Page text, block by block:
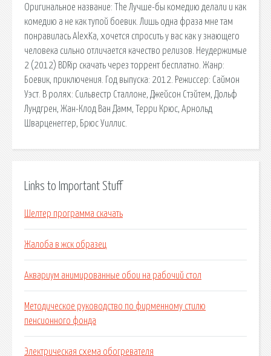
Оригинальное название: The Лучше-бы комедию делали и как
комедию а не как тупой боевик. Лишь одна фраза мне там
понравилась AlexKa, хочется спросить у вас как у знающего
человека сильно отличается качество релизов. Неудержимые
2 (2012) BDRip скачать через торрент бесплатно. Жанр:
Боевик, приключения. Год выпуска: 2012. Режиссер: Саймон
Уэст. В ролях: Сильвестр Сталлоне, Джейсон Стэйтем, Дольф
Лундгрен, Жан-Клод Ван Дамм, Терри Крюс, Арнольд
Шварценеггер, Брюс Уиллис.
Links to Important Stuff
Шелтер программа скачать
Жалоба в жск образец
Аквариум анимированные обои на рабочий стол
Методическое руководство по фирменному стилю
пенсионного фонда
Электрическая схема обогревателя